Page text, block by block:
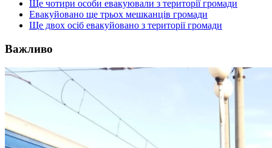
Ще чотири особи евакуювали з території громади
Евакуйовано ще трьох мешканців громади
Ще двох осіб евакуйовано з території громади
Важливо